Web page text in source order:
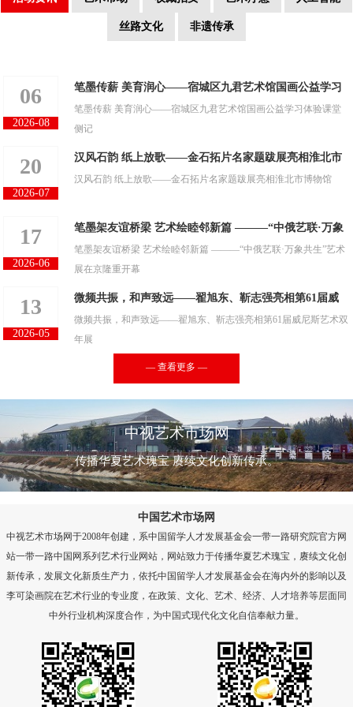
丝路文化 非遗传承
06
2026-08
笔墨传薪 美育润心——宿城区九君艺术馆国画公益学习
体验课堂侧记
笔墨传薪 美育润心——宿城区九君艺术馆国画公益学习体验课堂
侧记
20
2026-07
汉风石韵 纸上放歌——金石拓片名家题跋展亮相淮北市
博物馆
汉风石韵 纸上放歌——金石拓片名家题跋展亮相淮北市博物馆
17
2026-06
笔墨架友谊桥梁 艺术绘睦邻新篇 ———“中俄艺联·万象
共生”艺术展在京隆重开幕
笔墨架友谊桥梁 艺术绘睦邻新篇 ———“中俄艺联·万象共生”艺术
展在京隆重开幕
13
2026-05
微频共振，和声致远——翟旭东、靳志强亮相第61届威
尼斯艺术双年展
微频共振，和声致远——翟旭东、靳志强亮相第61届威尼斯艺术双
年展
— 查看更多 —
中视艺术市场网
传播华夏艺术瑰宝 赓续文化创新传承。
中国艺术市场网
中视艺术市场网于2008年创建，系中国留学人才发展基金会一带一路研究院官方网
站一带一路中国网系列艺术行业网站，网站致力于传播华夏艺术瑰宝，赓续文化创
新传承，发展文化新质生产力，依托中国留学人才发展基金会在海内外的影响以及
李可染画院在艺术行业的专业度，在政策、文化、艺术、经济、人才培养等层面同
中外行业机构深度合作，为中国式现代化文化自信奉献力量。